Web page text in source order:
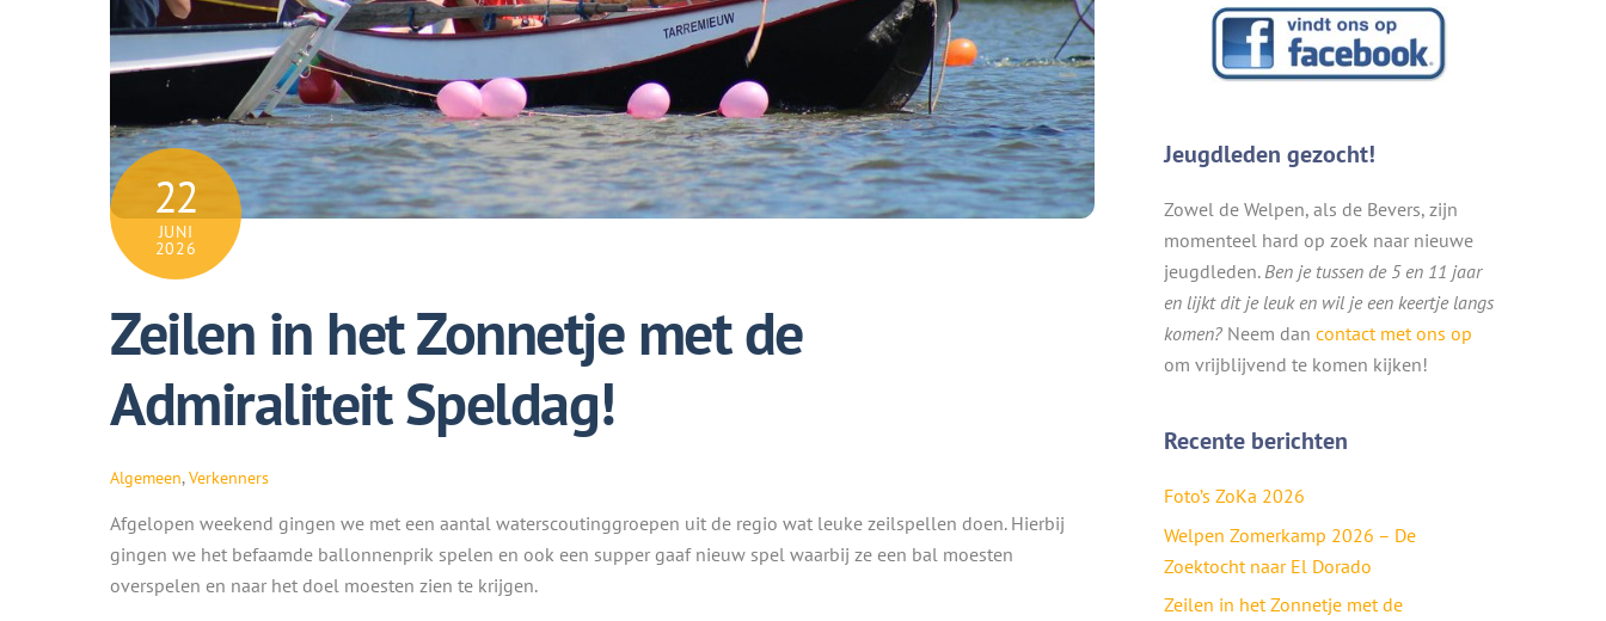
22
JUNI
2026
Zeilen in het Zonnetje met de
Admiraliteit Speldag!
Algemeen,Verkenners
Afgelopen weekend gingen we met een aantal waterscoutinggroepen uit de regio wat leuke zeilspellen doen. Hierbij
gingen we het befaamde ballonnenprik spelen en ook een supper gaaf nieuw spel waarbij ze een bal moesten
overspelen en naar het doel moesten zien te krijgen.
Jeugdleden gezocht!
Zowel de Welpen, als de Bevers, zijn
momenteel hard op zoek naar nieuwe
jeugdleden. Ben je tussen de 5 en 11 jaar
en lijkt dit je leuk en wil je een keertje langs
komen?Neem dan contact met ons op
om vrijblijvend te komen kijken!
Recente berichten
Foto’s ZoKa 2026
Welpen Zomerkamp 2026 – De
Zoektocht naar El Dorado
Zeilen in het Zonnetje met de